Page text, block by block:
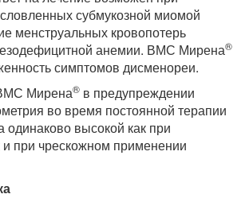
субмукозной миомой
менструальных кровопотерь
анемии. ВМС Мирена®
симптомов дисменореи.
Мирена® в предупреждении
во время постоянной терапии
одинаково высокой как при
и при чрескожном применении